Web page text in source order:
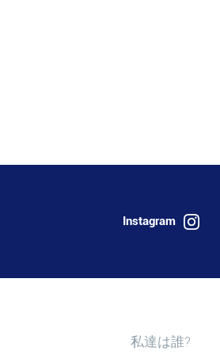
Instagram
Postel.bzhを発見
私達は誰?